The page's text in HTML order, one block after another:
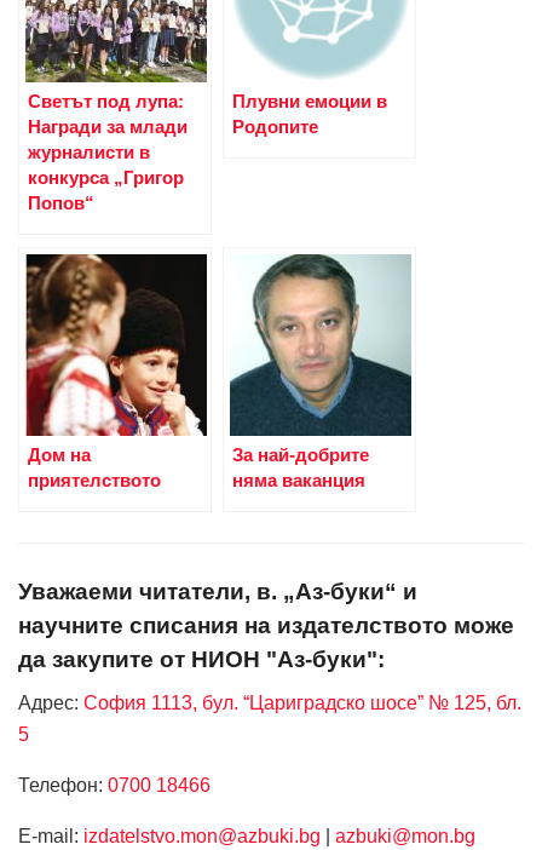
Светът под лупа:
Награди за млади
журналисти в
конкурса „Григор
Попов“
Плувни емоции в
Родопите
Дом на
приятелството
За най-добрите
няма ваканция
Уважаеми читатели, в. „Аз-буки“ и
научните списания на издателството може
да закупите от НИОН "Аз-буки":
Адрес: София 1113, бул. “Цариградско шосе” № 125, бл.
5
Телефон: 0700 18466
Е-mail: izdatelstvo.mon@azbuki.bg azbuki@mon.bg